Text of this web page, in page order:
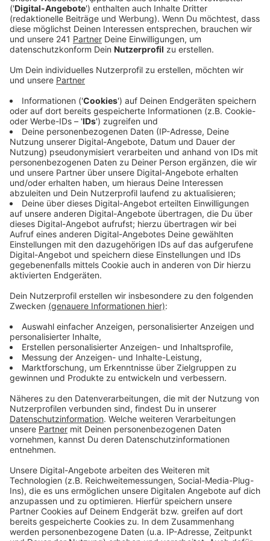
verschenkt das Naturgut heute zwischen 13 und
17 Uhr entsprechende Pflanzen an Interessierte im
Hof des Erlebnismuseums.
Anzeige
Die Ranken sollen an den Hausfassaden isolierend
wirken – und das das ganze Jahr. Bei frostigen
Temperaturen könnte es so möglich sein, weniger zu
heizen. Im Sommer funktioniert die grüne Fassade
dagegen wie eine natürliche Klimaanlage.
Weitere Infos zum NaturGut Ophoven findet ihrhier.
Anzeige
Weitere Meldungen aus Leverkusen
Anzeige
Grünschnittsammlung in Leverkusen wieder
wöchentlich
Exhibitionisten
Leverkusener überfallen: Polizei sucht Zeugen
Anzeige